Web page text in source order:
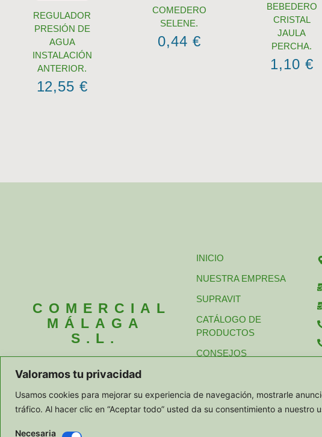
Valoramos tu privacidad
Usamos cookies para mejorar su experiencia de navegación, mostrarle
tráfico. Al hacer clic en “Aceptar todo” usted da su consentimiento a nuestro
Necesaria
REGULADOR
PRESIÓN DE
AGUA
INSTALACIÓN
ANTERIOR.
12,55 €
COMEDERO
SELENE.
0,44 €
BEBEDERO
CRISTAL
JAULA
PERCHA.
1,10 €
COMERCIAL
MÁLAGA
S.L.
INICIO
NUESTRA EMPRESA
SUPRAVIT
CATÁLOGO DE
PRODUCTOS
CONSEJOS